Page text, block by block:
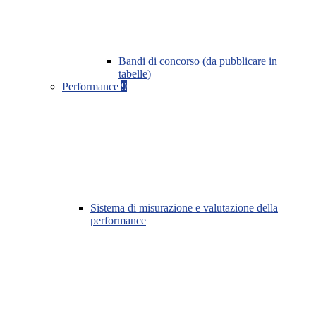
Bandi di concorso (da pubblicare in
tabelle)
Performance 9
Sistema di misurazione e valutazione della
performance